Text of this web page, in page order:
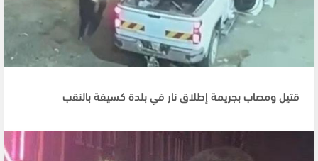
قتيل ومصاب بجريمة إطلاق نار في بلدة كسيفة بالنقب